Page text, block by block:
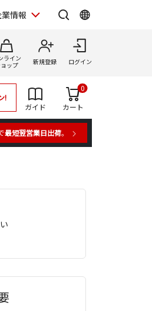
情報
ライン
ップ
新規登録 ログイン
!
ガイド
カート
0
最短翌営業日出荷。